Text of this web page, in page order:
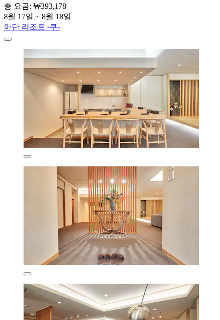
총 요금: ₩393,178
8월 17일 ~ 8월 18일
아단 리조트 -쿠-